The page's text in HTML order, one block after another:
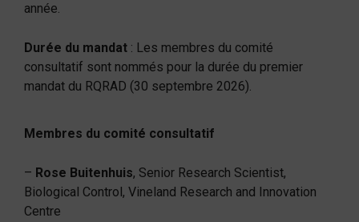
année.
Durée du mandat : Les membres du comité
consultatif sont nommés pour la durée du premier
mandat du RQRAD (30 septembre 2026).
Membres du comité consultatif
– Rose Buitenhuis, Senior Research Scientist,
Biological Control, Vineland Research and Innovation
Centre